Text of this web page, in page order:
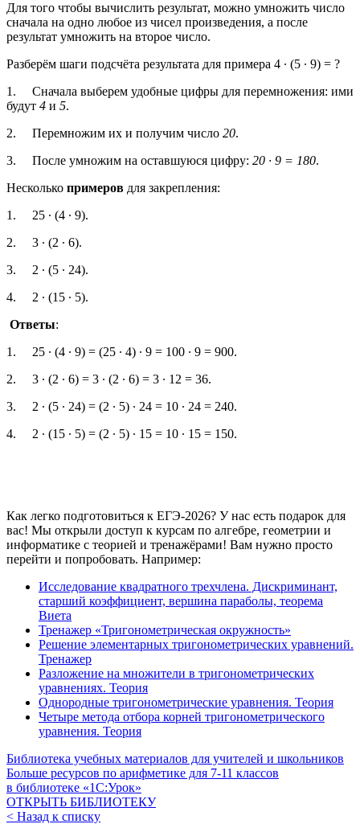
Для того чтобы вычислить результат, можно умножить число
сначала на одно любое из чисел произведения, а после
результат умножить на второе число.
Разберём шаги подсчёта результата для примера 4 ∙ (5 ∙ 9) = ?
1. Сначала выберем удобные цифры для перемножения: ими
будут 4 и 5.
2. Перемножим их и получим число 20.
3. После умножим на оставшуюся цифру: 20 ∙ 9 = 180.
Несколько примеров для закрепления:
1. 25 ∙ (4 ∙ 9).
2. 3 ∙ (2 ∙ 6).
3. 2 ∙ (5 ∙ 24).
4. 2 ∙ (15 ∙ 5).
Ответы:
1. 25 ∙ (4 ∙ 9) = (25 ∙ 4) ∙ 9 = 100 ∙ 9 = 900.
2. 3 ∙ (2 ∙ 6) = 3 ∙ (2 ∙ 6) = 3 ∙ 12 = 36.
3. 2 ∙ (5 ∙ 24) = (2 ∙ 5) ∙ 24 = 10 ∙ 24 = 240.
4. 2 ∙ (15 ∙ 5) = (2 ∙ 5) ∙ 15 = 10 ∙ 15 = 150.
Как легко подготовиться к ЕГЭ-2026? У нас есть подарок для
вас! Мы открыли доступ к курсам по алгебре, геометрии и
информатике с теорией и тренажёрами! Вам нужно просто
перейти и попробовать. Например:
Исследование квадратного трехчлена. Дискриминант,
старший коэффициент, вершина параболы, теорема
Виета
Тренажер «Тригонометрическая окружность»
Решение элементарных тригонометрических уравнений.
Тренажер
Разложение на множители в тригонометрических
уравнениях. Теория
Однородные тригонометрические уравнения. Теория
Четыре метода отбора корней тригонометрического
уравнения. Теория
Библиотека учебных материалов для учителей и школьников
Больше ресурсов по арифметике для 7-11 классов
в библиотеке «1С:Урок»
ОТКРЫТЬ БИБЛИОТЕКУ
< Назад к списку